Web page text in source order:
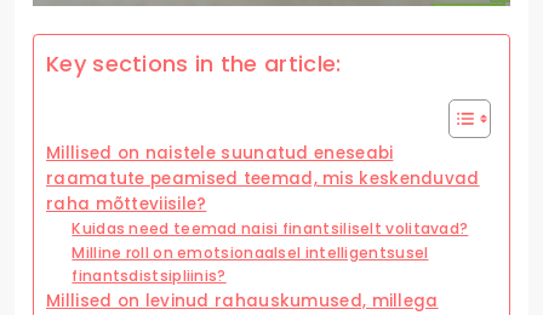
Key sections in the article:
Millised on naistele suunatud eneseabi
raamatute peamised teemad, mis keskenduvad
raha mõtteviisile?
Kuidas need teemad naisi finantsiliselt volitavad?
Milline roll on emotsionaalsel intelligentsusel
finantsdistsipliinis?
Millised on levinud rahauskumused, millega